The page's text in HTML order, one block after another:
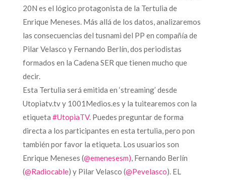
20N es el lógico protagonista de la Tertulia de
Enrique Meneses. Más allá de los datos, analizaremos
las consecuencias del tusnami del PP en compañía de
Pilar Velasco y Fernando Berlín, dos periodistas
formados en la Cadena SER que tienen mucho que
decir.
Esta Tertulia será emitida en ‘streaming’ desde
Utopiatv.tv y 1001Medios.es y la tuitearemos con la
etiqueta #UtopiaTV. Puedes preguntar de forma
directa a los participantes en esta tertulia, pero pon
también por favor la etiqueta. Los usuarios son
Enrique Meneses (@emenesesm), Fernando Berlín
(@Radiocable) y Pilar Velasco (@Pevelasco). EL